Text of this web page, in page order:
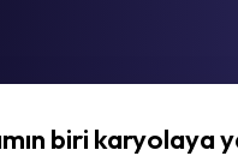
biri karyolaya